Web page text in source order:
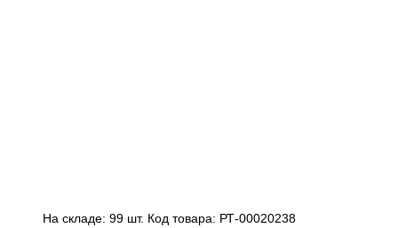
На складе: 99 шт. Код товара: РТ-00020238